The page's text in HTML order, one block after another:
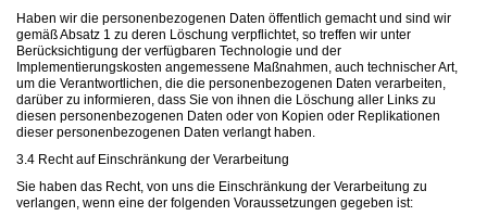
Haben wir die personenbezogenen Daten öffentlich gemacht und sind wir
gemäß Absatz 1 zu deren Löschung verpflichtet, so treffen wir unter
Berücksichtigung der verfügbaren Technologie und der
Implementierungskosten angemessene Maßnahmen, auch technischer Art,
um die Verantwortlichen, die die personenbezogenen Daten verarbeiten,
darüber zu informieren, dass Sie von ihnen die Löschung aller Links zu
diesen personenbezogenen Daten oder von Kopien oder Replikationen
dieser personenbezogenen Daten verlangt haben.
3.4 Recht auf Einschränkung der Verarbeitung
Sie haben das Recht, von uns die Einschränkung der Verarbeitung zu
verlangen, wenn eine der folgenden Voraussetzungen gegeben ist: